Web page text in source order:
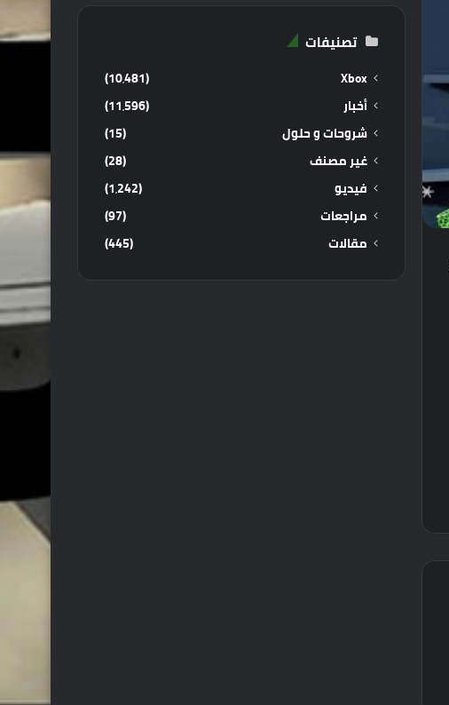
تصنيفات
Xbox
(10٬481)
أخبار
(11٬596)
شروحات و حلول
(15)
غير مصنف
(28)
فيديو
(1٬242)
مراجعات
(97)
مقالات
(445)